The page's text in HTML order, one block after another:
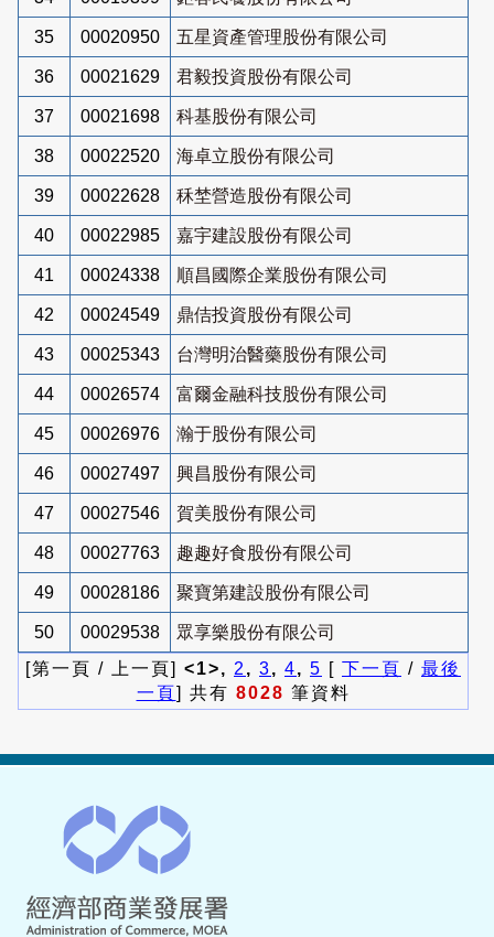
35 00020950 五星資產管理股份有限公司
36 00021629 君毅投資股份有限公司
37 00021698 科基股份有限公司
38 00022520 海卓立股份有限公司
39 00022628 秝埜營造股份有限公司
40 00022985 嘉宇建設股份有限公司
41 00024338 順昌國際企業股份有限公司
42 00024549 鼎佶投資股份有限公司
43 00025343 台灣明治醫藥股份有限公司
44 00026574 富爾金融科技股份有限公司
45 00026976 瀚于股份有限公司
46 00027497 興昌股份有限公司
47 00027546 賀美股份有限公司
48 00027763 趣趣好食股份有限公司
49 00028186 聚寶第建設股份有限公司
50 00029538
眾享樂股份有限公司
[第一頁 / 上一頁] <1>, 2 , 3, 4, 5 [ 下一頁 / 最後
一頁] 共有 8028 筆資料